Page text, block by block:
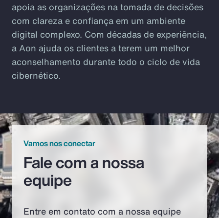
apoia as organizações na tomada de decisões
com clareza e confiança em um ambiente
digital complexo. Com décadas de experiência,
a Aon ajuda os clientes a terem um melhor
aconselhamento durante todo o ciclo de vida
cibernético.
Vamos nos conectar
Fale com a nossa
equipe
Entre em contato com a nossa equipe